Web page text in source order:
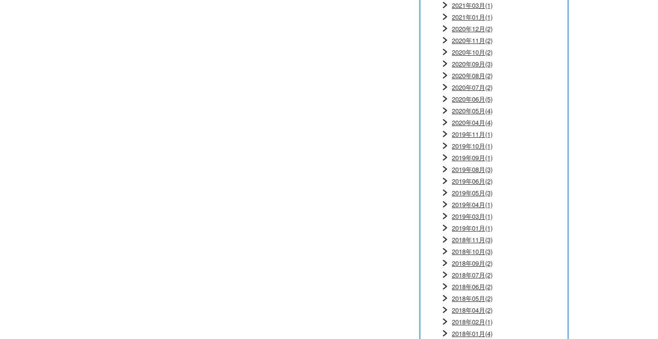
2021年03月(1)
2021年01月(1)
2020年12月(2)
2020年11月(2)
2020年10月(2)
2020年09月(3)
2020年08月(2)
2020年07月(2)
2020年06月(5)
2020年05月(4)
2020年04月(4)
2019年11月(1)
2019年10月(1)
2019年09月(1)
2019年08月(3)
2019年06月(2)
2019年05月(3)
2019年04月(1)
2019年03月(1)
2019年01月(1)
2018年11月(3)
2018年10月(3)
2018年09月(2)
2018年07月(2)
2018年06月(2)
2018年05月(2)
2018年04月(2)
2018年02月(1)
2018年01月(4)